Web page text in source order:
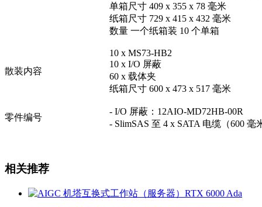
单箱尺寸 409 x 355 x 78 毫米
纸箱尺寸 729 x 415 x 432 毫米
数量 一个纸箱装 10 个单箱
散装内容
10 x MS73-HB2
10 x I/O 屏蔽
60 x 载体夹
纸箱尺寸 600 x 473 x 517 毫米
零件编号
- I/O 屏蔽：12AIO-MD72HB-00R
- SlimSAS 至 4 x SATA 电缆（600 毫
相关推荐